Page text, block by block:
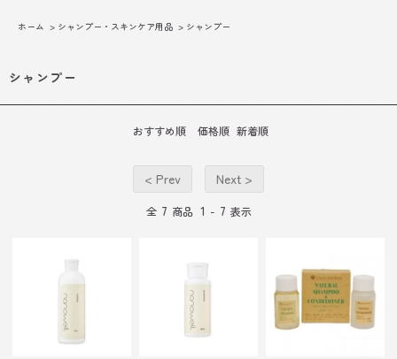
ホーム > シャンプー・スキンケア用品 > シャンプー
シャンプー
おすすめ順 価格順 新着順
< Prev Next >
全 7 商品 1 - 7 表示